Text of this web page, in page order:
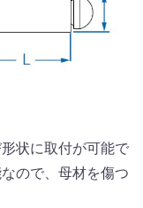
状に取付が可能で
ので、母材を傷つ